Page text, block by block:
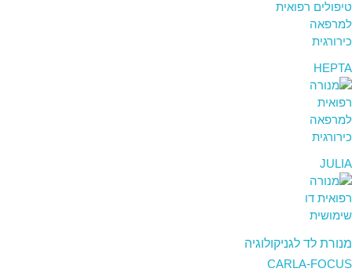
HEPTA
JULIA
מנורת לד לגניקולוגיה
CARLA-FOCUS